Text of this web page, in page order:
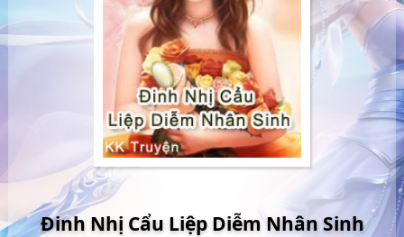
Đinh Nhị Cẩu Liệp Diễm Nhân Sinh